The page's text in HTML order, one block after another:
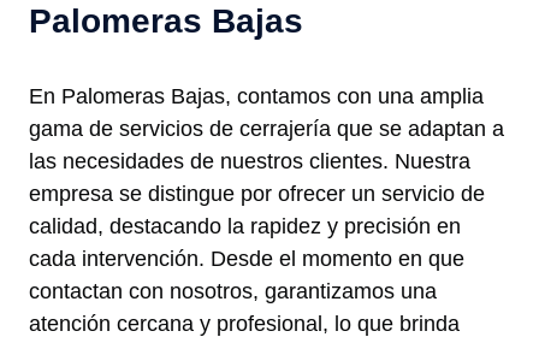
Palomeras Bajas
En Palomeras Bajas, contamos con una amplia
gama de servicios de cerrajería que se adaptan a
las necesidades de nuestros clientes. Nuestra
empresa se distingue por ofrecer un servicio de
calidad, destacando la rapidez y precisión en
cada intervención. Desde el momento en que
contactan con nosotros, garantizamos una
atención cercana y profesional, lo que brinda